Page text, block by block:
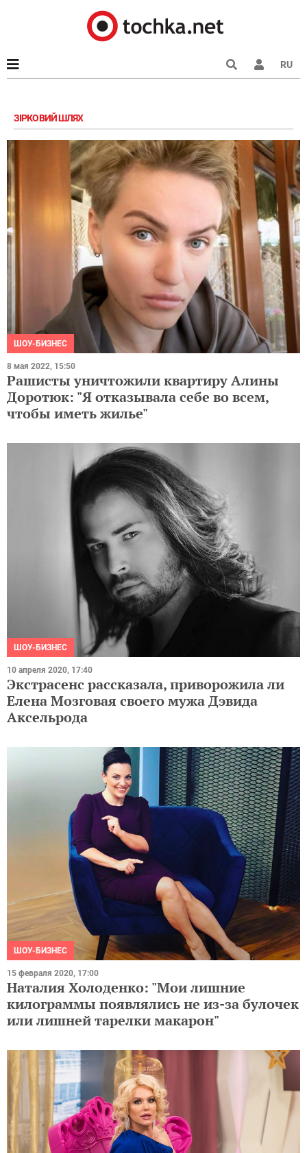
RU
ЗІРКОВИЙ ШЛЯХ
ШОУ-БИЗНЕС
8 мая 2022, 15:50
Рашисты уничтожили квартиру Алины
Доротюк: "Я отказывала себе во всем,
чтобы иметь жилье"
ШОУ-БИЗНЕС
10 апреля 2020, 17:40
Экстрасенс рассказала, приворожила ли
Елена Мозговая своего мужа Дэвида
Аксельрода
ШОУ-БИЗНЕС
15 февраля 2020, 17:00
Наталия Холоденко: "Мои лишние
килограммы появлялись не из-за булочек
или лишней тарелки макарон"